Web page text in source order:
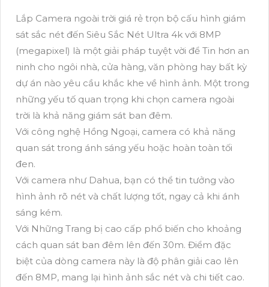
Lắp Camera ngoài trời giá rẻ trọn bộ cấu hình giám
sát sắc nét đến Siêu Sắc Nét Ultra 4k với 8MP
(megapixel) là một giải pháp tuyệt vời để Tin hơn an
ninh cho ngôi nhà, cửa hàng, văn phòng hay bất kỳ
dự án nào yêu cầu khắc khe về hình ảnh. Một trong
những yếu tố quan trọng khi chọn camera ngoài
trời là khả năng giám sát ban đêm.
Với công nghệ Hồng Ngoại, camera có khả năng
quan sát trong ánh sáng yếu hoặc hoàn toàn tối
đen.
Với camera như Dahua, bạn có thể tin tưởng vào
hình ảnh rõ nét và chất lượng tốt, ngay cả khi ánh
sáng kém.
Với Những Trang bị cao cấp phổ biến cho khoảng
cách quan sát ban đêm lên đến 30m. Điểm đặc
biệt của dòng camera này là độ phân giải cao lên
đến 8MP, mang lại hình ảnh sắc nét và chi tiết cao.